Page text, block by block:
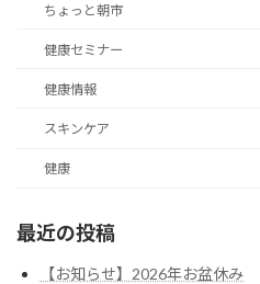
ちょっと朝市
健康セミナー
健康情報
スキンケア
健康
最近の投稿
【お知らせ】2026年お盆休み